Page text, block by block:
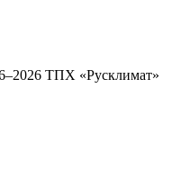
ТПХ «Русклимат»